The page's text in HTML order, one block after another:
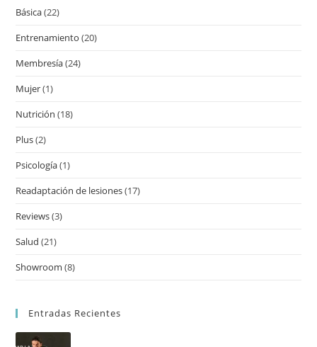
Básica(22)
Entrenamiento (20)
Membresía(24)
Mujer(1)
Nutrición (18)
Plus(2)
Psicología(1)
Readaptación de lesiones(17)
Reviews(3)
Salud (21)
Showroom (8)
Entradas Recientes